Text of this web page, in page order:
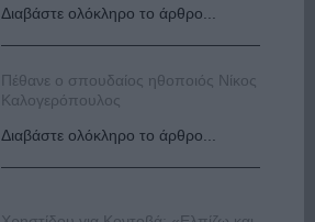
Διαβάστε ολόκληρο το άρθρο...
Πέθανε ο σπουδαίος ηθοποιός Νίκος
Καλογερόπουλος
Διαβάστε ολόκληρο το άρθρο...